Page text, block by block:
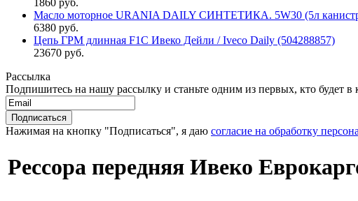
1860 руб.
Масло моторное URANIA DAILY СИНТЕТИКА. 5W30 (5л
6380 руб.
Цепь ГРМ длинная F1C Ивеко Дейли / Iveco Daily (504288857)
23670 руб.
Рассылка
Подпишитесь на нашу рассылку и станьте одним из первых, кто будет в
Нажимая на кнопку "Подписаться", я даю согласие на обработку
Рессора передняя Ивеко